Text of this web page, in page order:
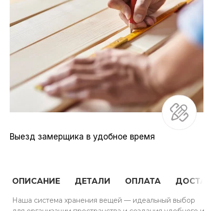
Выезд замерщика в удобное время
ОПИСАНИЕ ДЕТАЛИ ОПЛАТА
Наша система хранения вещей — идеальный выбор